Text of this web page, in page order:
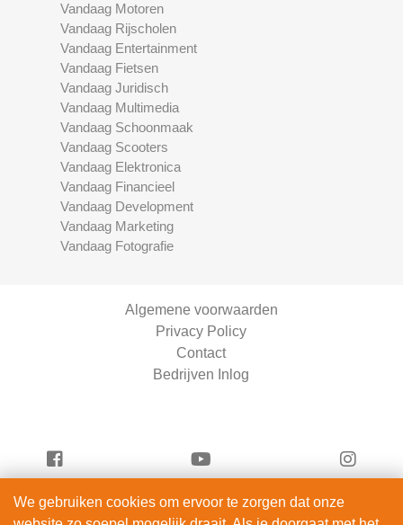
Vandaag Motoren
Vandaag Rijscholen
Vandaag Entertainment
Vandaag Fietsen
Vandaag Juridisch
Vandaag Multimedia
Vandaag Schoonmaak
Vandaag Scooters
Vandaag Elektronica
Vandaag Financieel
Vandaag Development
Vandaag Marketing
Vandaag Fotografie
Algemene voorwaarden
Privacy Policy
Contact
Bedrijven Inlog
Vandaag Fotografie is onderdeel van
We gebruiken cookies om ervoor te zorgen dat onze